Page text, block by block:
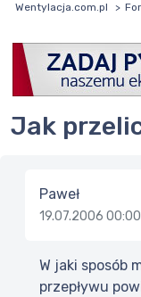
Wentylacja.com.pl
jak
Paweł
19.07.2006 00:00
W jaki sposób
przepływu